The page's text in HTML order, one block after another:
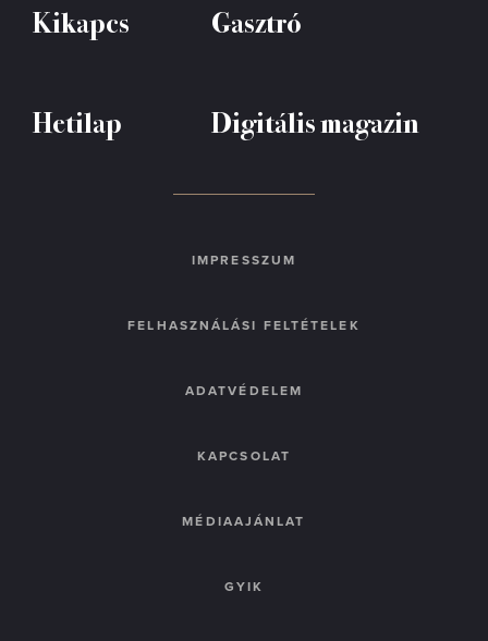
Kikapcs Gasztró
Hetilap Digitális magazin
IMPRESSZUM
FELHASZNÁLÁSI FELTÉTELEK
ADATVÉDELEM
KAPCSOLAT
MÉDIAAJÁNLAT
GYIK